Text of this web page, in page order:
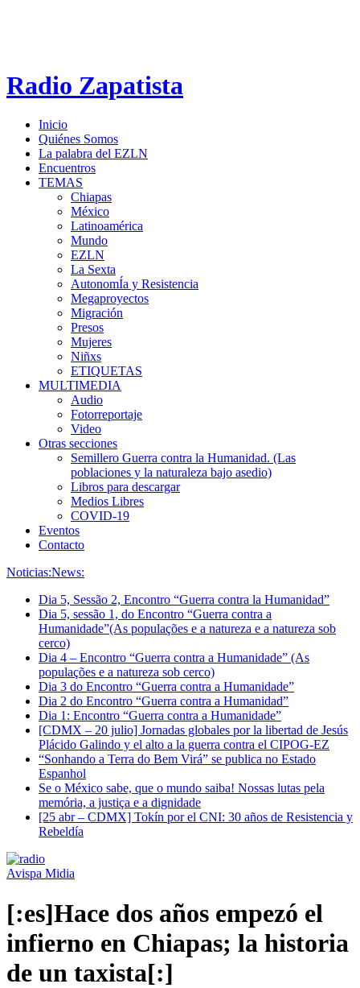
Radio Zapatista
Inicio
Quiénes Somos
La palabra del EZLN
Encuentros
TEMAS
Chiapas
México
Latinoamérica
Mundo
EZLN
La Sexta
AutonomÍa y Resistencia
Megaproyectos
Migración
Presos
Mujeres
Niñxs
ETIQUETAS
MULTIMEDIA
Audio
Fotorreportaje
Video
Otras secciones
Semillero Guerra contra la Humanidad. (Las
poblaciones y la naturaleza bajo asedio)
Libros para descargar
Medios Libres
COVID-19
Eventos
Contacto
Noticias:News:
Dia 5, Sessão 2, Encontro “Guerra contra la Humanidad”
Dia 5, sessão 1, do Encontro “Guerra contra a
Humanidade”(As populações e a natureza e a natureza sob
cerco)
Dia 4 – Encontro “Guerra contra a Humanidade” (As
populações e a natureza sob cerco)
Dia 3 do Encontro “Guerra contra a Humanidade”
Dia 2 do Encontro “Guerra contra a Humanidad”
Dia 1: Encontro “Guerra contra a Humanidade”
[CDMX – 20 julio] Jornadas globales por la libertad de Jesús
Plácido Galindo y el alto a la guerra contra el CIPOG-EZ
“Sonhando a Terra do Bem Virá” se publica no Estado
Espanhol
Se o México sabe, que o mundo saiba! Nossas lutas pela
memória, a justiça e a dignidade
[25 abr – CDMX] Tokín por el CNI: 30 años de Resistencia y
Rebeldía
Avispa Midia
[:es]Hace dos años empezó el
infierno en Chiapas; la historia
de un taxista[:]